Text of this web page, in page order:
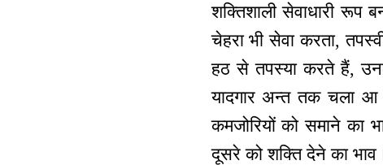
शक्तिशाली सेवाधारी रूप
चेहरा भी सेवा करता,
हठ से तपस्या करते हैं,
यादगार अन्त तक चला आ
कमजोरियों को समाने का
दूसरे को शक्ति देने का